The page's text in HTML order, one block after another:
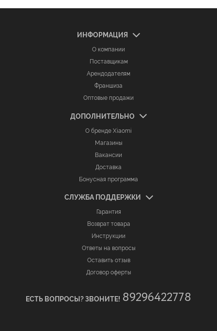
ИНФОРМАЦИЯ
О компании
Поставщикам
Арендодателям
Франшиза
Оптовые продажи
ДОПОЛНИТЕЛЬНО
О бренде Xiaomi
Магазины
Вакансии
Доставка
Бонусная программа
СЛУЖБА ПОДДЕРЖКИ
Гарантия
Возврат товара
Инструкции
Ответы на вопросы
Оставить отзыв
Договор оферты
ЕСТЬ ВОПРОСЫ? ЗВОНИТЕ! 89296422778